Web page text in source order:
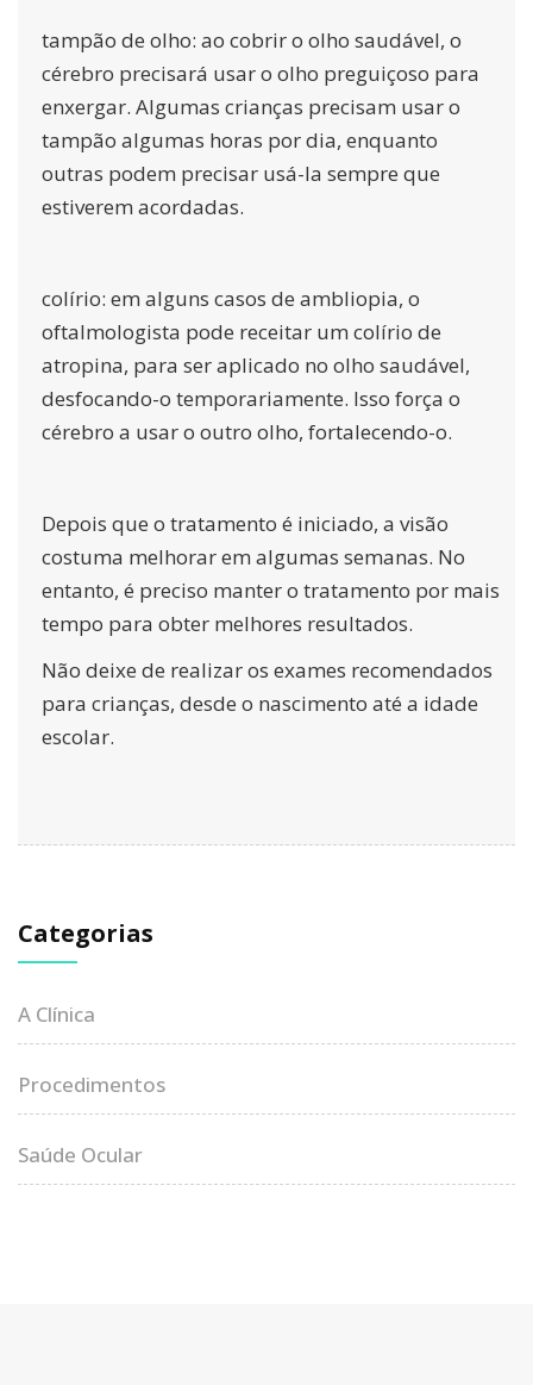
tampão de olho: ao cobrir o olho saudável, o
cérebro precisará usar o olho preguiçoso para
enxergar. Algumas crianças precisam usar o
tampão algumas horas por dia, enquanto
outras podem precisar usá-la sempre que
estiverem acordadas.
colírio: em alguns casos de ambliopia, o
oftalmologista pode receitar um colírio de
atropina, para ser aplicado no olho saudável,
desfocando-o temporariamente. Isso força o
cérebro a usar o outro olho, fortalecendo-o.
Depois que o tratamento é iniciado, a visão
costuma melhorar em algumas semanas. No
entanto, é preciso manter o tratamento por mais
tempo para obter melhores resultados.
Não deixe de realizar os exames recomendados
para crianças, desde o nascimento até a idade
escolar.
Categorias
A Clínica
Procedimentos
Saúde Ocular